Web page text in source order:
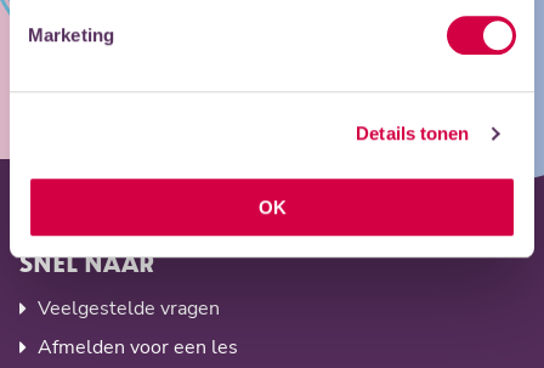
Marketing
Details tonen
OK
SNEL NAAR
Veelgestelde vragen
Afmelden voor een les